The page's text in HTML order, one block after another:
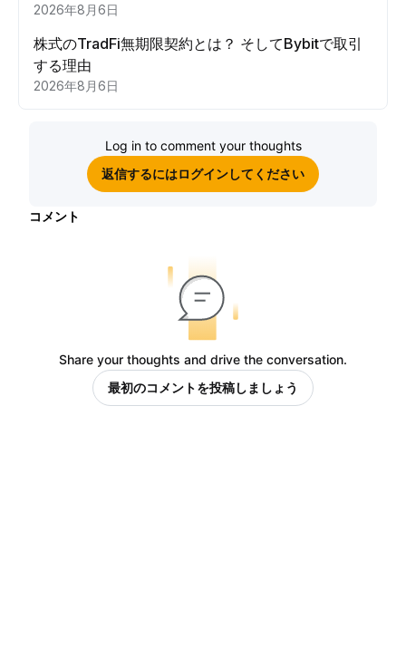
2026年8月6日
株式のTradFi無期限契約とは？ そしてBybitで取引
する理由
2026年8月6日
Log in to comment your thoughts
返信するにはログインしてください
コメント
Share your thoughts and drive the conversation.
最初のコメントを投稿しましょう